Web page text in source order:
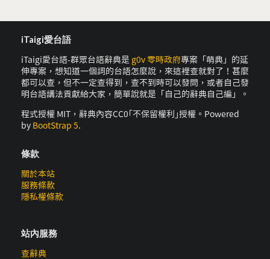
iTaigi愛台語
iTaigi愛台語-群眾台語辭典是 g0v 零時政府專案「萌典」的延
伸專案，想知道一個詞的台語怎麼說，來這裡查就對了！甚麼
都可以查，但不一定查得到，查不到時可以發問，或者自己發
明台語講法貢獻給大家，簡單說就是「自己的辭典自己編」。
程式授權 MIT，辭典內容CC0｢不保留權利｣授權。Powered
by BootStrap 5.
條款
關於本站
服務條款
隱私權條款
站內服務
查辭典